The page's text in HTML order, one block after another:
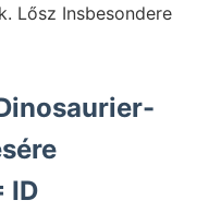
Lősz Insbesondere
ID